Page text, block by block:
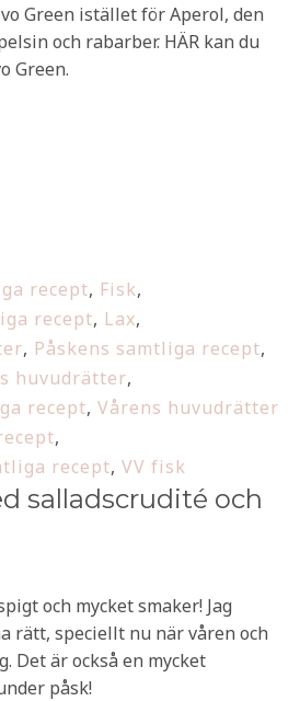
Green istället för Aperol, den
och rabarber. HÄR kan du
Green.
recept, Fisk,
recept, Lax,
, Påskens samtliga recept,
huvudrätter,
recept, Vårens huvudrätter
,
recept, VV fisk
salladscrudité och
och mycket smaker! Jag
rätt, speciellt nu när våren och
Det är också en mycket
påsk!